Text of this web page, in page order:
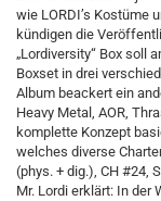
wie LORDI’s Kostüme
kündigen die
„Lordiversity“ Box soll
Boxset in drei
Album beackert ein
Heavy Metal, AOR,
komplette Konzept
welches diverse
(phys. + dig.), CH #24,
Mr. Lordi erklärt: In der